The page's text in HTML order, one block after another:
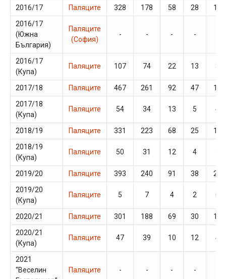
2016/17 Паляците 328 178 58 28
15
2016/17
(Южна
България)
Паляците
(София)
- - - -
2016/17
(Купа)
Паляците 107 74 22 13 8
2017/18 Паляците 467 261 92 47
19
2017/18
(Купа)
Паляците 54 34 13 5 4
2018/19 Паляците 331 223 68 25
16
2018/19
(Купа)
Паляците 50 31 12 4
2019/20 Паляците 393 240 91 38
29
2019/20
(Купа)
Паляците 5 7 4 2 0
2020/21 Паляците 301 188 69 30
18
2020/21
(Купа)
Паляците 47 39 10 12 4
2021
“Веселин
Паляците - - - -